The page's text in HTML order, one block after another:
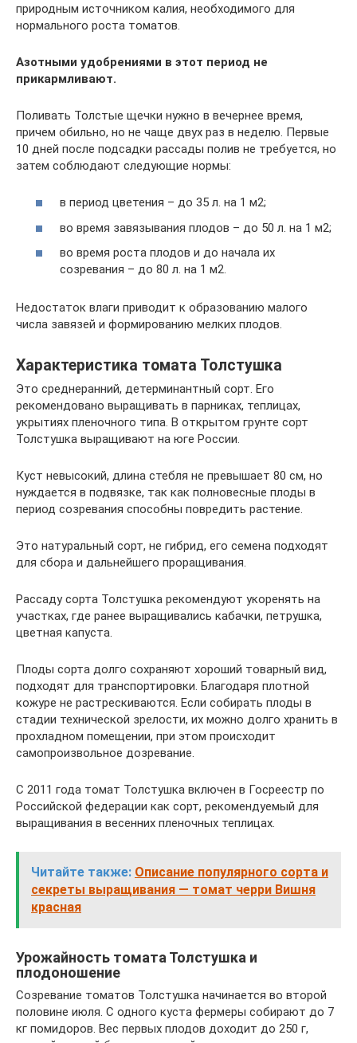
природным источником калия, необходимого для
нормального роста томатов.
Азотными удобрениями в этот период не
прикармливают.
Поливать Толстые щечки нужно в вечернее время,
причем обильно, но не чаще двух раз в неделю. Первые
10 дней после подсадки рассады полив не требуется, но
затем соблюдают следующие нормы:
в период цветения – до 35 л. на 1 м2;
во время завязывания плодов – до 50 л. на 1 м2;
во время роста плодов и до начала их
созревания – до 80 л. на 1 м2.
Недостаток влаги приводит к образованию малого
числа завязей и формированию мелких плодов.
Характеристика томата Толстушка
Это среднеранний, детерминантный сорт. Его
рекомендовано выращивать в парниках, теплицах,
укрытиях пленочного типа. В открытом грунте сорт
Толстушка выращивают на юге России.
Куст невысокий, длина стебля не превышает 80 см, но
нуждается в подвязке, так как полновесные плоды в
период созревания способны повредить растение.
Это натуральный сорт, не гибрид, его семена подходят
для сбора и дальнейшего проращивания.
Рассаду сорта Толстушка рекомендуют укоренять на
участках, где ранее выращивались кабачки, петрушка,
цветная капуста.
Плоды сорта долго сохраняют хороший товарный вид,
подходят для транспортировки. Благодаря плотной
кожуре не растрескиваются. Если собирать плоды в
стадии технической зрелости, их можно долго хранить в
прохладном помещении, при этом происходит
самопроизвольное дозревание.
С 2011 года томат Толстушка включен в Госреестр по
Российской федерации как сорт, рекомендуемый для
выращивания в весенних пленочных теплицах.
Читайте также: Описание популярного сорта и
секреты выращивания — томат черри Вишня
красная
Урожайность томата Толстушка и
плодоношение
Созревание томатов Толстушка начинается во второй
половине июля. С одного куста фермеры собирают до 7
кг помидоров. Вес первых плодов доходит до 250 г,